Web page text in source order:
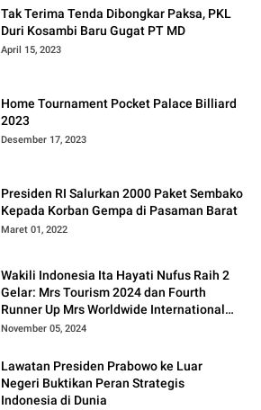
Tak Terima Tenda Dibongkar Paksa, PKL
Duri Kosambi Baru Gugat PT MD
April 15, 2023
Home Tournament Pocket Palace Billiard
2023
Desember 17, 2023
Presiden RI Salurkan 2000 Paket Sembako
Kepada Korban Gempa di Pasaman Barat
Maret 01, 2022
Wakili Indonesia Ita Hayati Nufus Raih 2
Gelar: Mrs Tourism 2024 dan Fourth
Runner Up Mrs Worldwide International
2024, di Pemilihan Mrs Worldwide 2024
November 05, 2024
Lawatan Presiden Prabowo ke Luar
Negeri Buktikan Peran Strategis
Indonesia di Dunia